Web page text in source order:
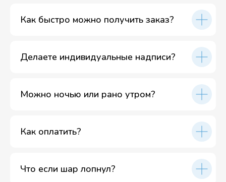
Как быстро можно получить заказ?
Делаете индивидуальные надписи?
Можно ночью или рано утром?
Как оплатить?
Что если шар лопнул?